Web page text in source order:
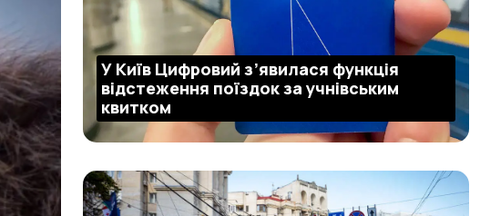
У Київ Цифровий з’явилася функція
відстеження поїздок за учнівським
квитком